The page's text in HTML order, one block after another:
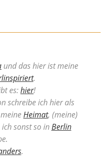
und das hier ist meine
.
es:hier!
schreibe ich hier als
Heimat, (meine)
sonst so inBerlin
.